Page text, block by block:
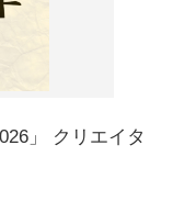
」 クリエイタ